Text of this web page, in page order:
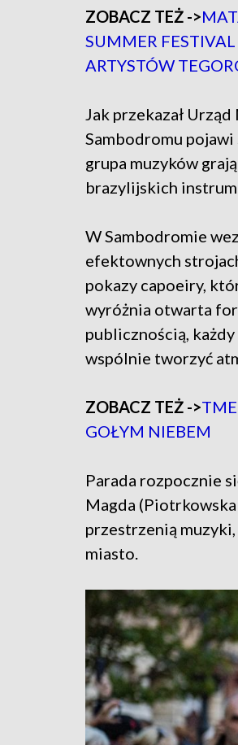
ZOBACZ TEŻ ->
SUMMER
ARTYSTÓW
Jak przekazał
Sambodromu pojawi
grupa muzyków
brazylijskich
W Sambodromie
efektownych
pokazy capoeiry,
wyróżnia otwarta
publicznością, każdy
wspólnie tworzyć
ZOBACZ TEŻ ->
GOŁYM NIEBEM
Parada rozpocznie
Magda
przestrzenią
miasto.